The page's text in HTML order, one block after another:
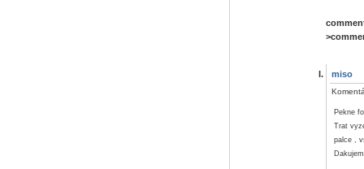
miso
Pekne
Trat
palce ,